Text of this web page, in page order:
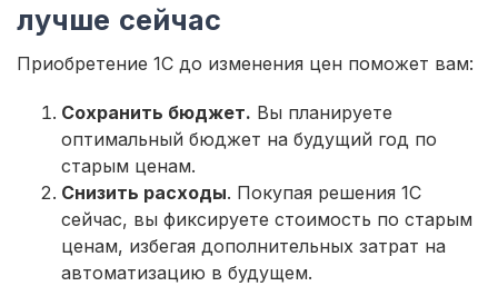
лучше сейчас
Приобретение 1С до изменения цен поможет вам:
Сохранить бюджет. Вы планируете
оптимальный бюджет на будущий год по
старым ценам.
Снизить расходы. Покупая решения 1С
сейчас, вы фиксируете стоимость по старым
ценам, избегая дополнительных затрат на
автоматизацию в будущем.